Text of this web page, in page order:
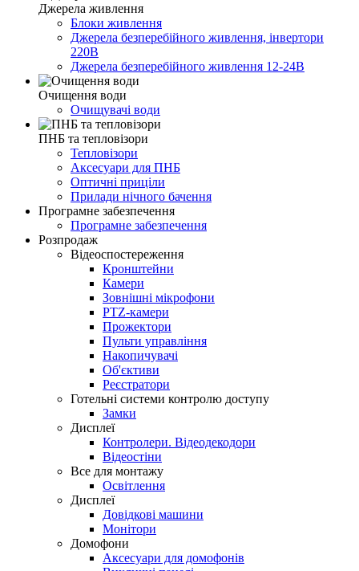
Джерела живлення
Блоки живлення
Джерела безперебійного живлення, інвертори
220В
Джерела безперебійного живлення 12-24В
Очищення води
Очищувачі води
ПНБ та тепловізори
Тепловізори
Аксесуари для ПНБ
Оптичні приціли
Прилади нічного бачення
Програмне забезпечення
Програмне забезпечення
Розпродаж
Відеоспостереження
Кронштейни
Камери
Зовнішні мікрофони
PTZ-камери
Прожектори
Пульти управління
Накопичувачі
Об'єктиви
Реєстратори
Готельні системи контролю доступу
Замки
Дисплеї
Контролери. Відеодекодори
Відеостіни
Все для монтажу
Освітлення
Дисплеї
Довідкові машини
Монітори
Домофони
Аксесуари для домофонів